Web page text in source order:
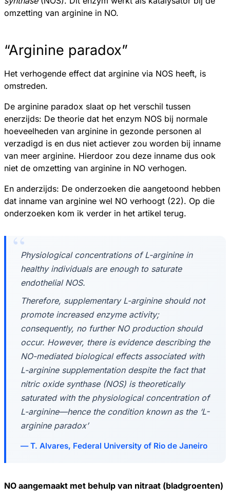
omzetting van arginine in NO.
“Arginine paradox”
Het verhogende effect dat arginine via NOS heeft, is
omstreden.
De arginine paradox slaat op het verschil tussen
enerzijds: De theorie dat het enzym NOS bij normale
hoeveelheden van arginine in gezonde personen al
verzadigd is en dus niet actiever zou worden bij inname
van meer arginine. Hierdoor zou deze inname dus ook
niet de omzetting van arginine in NO verhogen.
En anderzijds: De onderzoeken die aangetoond hebben
dat inname van arginine wel NO verhoogt (22). Op die
onderzoeken kom ik verder in het artikel terug.
Physiological concentrations of L-arginine in
healthy individuals are enough to saturate
endothelial NOS.
Therefore, supplementary L-arginine should not
promote increased enzyme activity;
consequently, no further NO production should
occur. However, there is evidence describing the
NO-mediated biological effects associated with
L-arginine supplementation despite the fact that
nitric oxide synthase (NOS) is theoretically
saturated with the physiological concentration of
L-arginine—hence the condition known as the ‘L-
arginine paradox’
T. Alvares, Federal University of Rio de Janeiro
NO aangemaakt met behulp van nitraat (bladgroenten)